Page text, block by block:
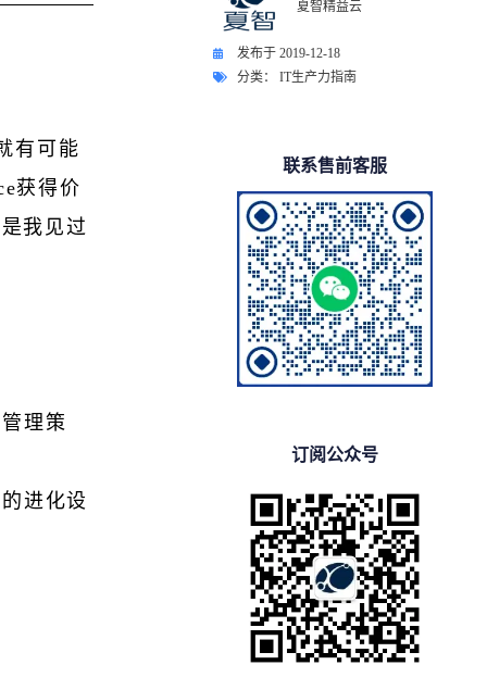
有可能
获得价
我见过
理策
进化设
夏智精益云
发布于 2019-12-18
分类：
IT生产力指南
联系售前客服
订阅公众号